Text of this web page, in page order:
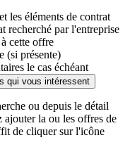
les éléments de contrat
recherché par l'entreprise
cette offre
(si présente)
le cas échéant
qui vous intéressent
ou depuis le détail
la ou les offres de
de cliquer sur l'icône